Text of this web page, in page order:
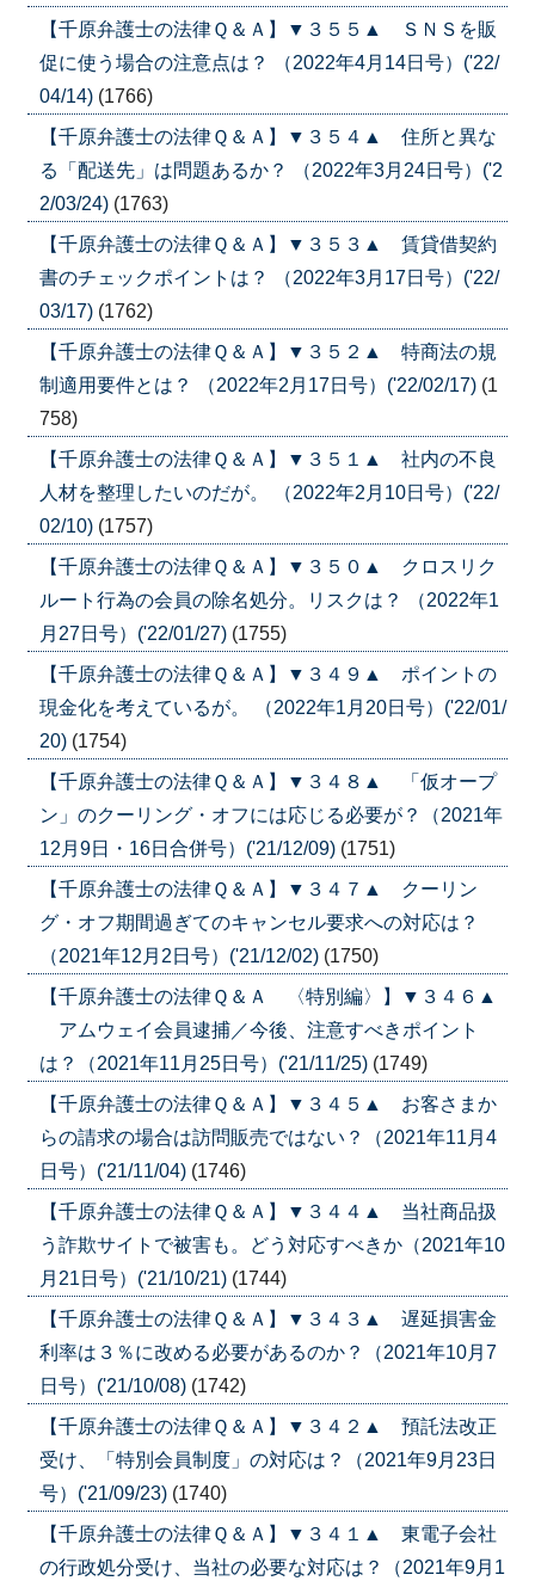
【千原弁護士の法律Ｑ＆Ａ】▼３５５▲ ＳＮＳを販
促に使う場合の注意点は？ （2022年4月14日号）('22/
04/14) (1766)
【千原弁護士の法律Ｑ＆Ａ】▼３５４▲ 住所と異な
る「配送先」は問題あるか？ （2022年3月24日号）('2
2/03/24) (1763)
【千原弁護士の法律Ｑ＆Ａ】▼３５３▲ 賃貸借契約
書のチェックポイントは？ （2022年3月17日号）('22/
03/17) (1762)
【千原弁護士の法律Ｑ＆Ａ】▼３５２▲ 特商法の規
制適用要件とは？ （2022年2月17日号）('22/02/17) (1
758)
【千原弁護士の法律Ｑ＆Ａ】▼３５１▲ 社内の不良
人材を整理したいのだが。 （2022年2月10日号）('22/
02/10) (1757)
【千原弁護士の法律Ｑ＆Ａ】▼３５０▲ クロスリク
ルート行為の会員の除名処分。リスクは？ （2022年1
月27日号）('22/01/27) (1755)
【千原弁護士の法律Ｑ＆Ａ】▼３４９▲ ポイントの
現金化を考えているが。 （2022年1月20日号）('22/01/
20) (1754)
【千原弁護士の法律Ｑ＆Ａ】▼３４８▲ 「仮オープ
ン」のクーリング・オフには応じる必要が？（2021年
12月9日・16日合併号）('21/12/09) (1751)
【千原弁護士の法律Ｑ＆Ａ】▼３４７▲ クーリン
グ・オフ期間過ぎてのキャンセル要求への対応は？
（2021年12月2日号）('21/12/02) (1750)
【千原弁護士の法律Ｑ＆Ａ 〈特別編〉】▼３４６▲
アムウェイ会員逮捕／今後、注意すべきポイント
は？（2021年11月25日号）('21/11/25) (1749)
【千原弁護士の法律Ｑ＆Ａ】▼３４５▲ お客さまか
らの請求の場合は訪問販売ではない？（2021年11月4
日号）('21/11/04) (1746)
【千原弁護士の法律Ｑ＆Ａ】▼３４４▲ 当社商品扱
う詐欺サイトで被害も。どう対応すべきか（2021年10
月21日号）('21/10/21) (1744)
【千原弁護士の法律Ｑ＆Ａ】▼３４３▲ 遅延損害金
利率は３％に改める必要があるのか？（2021年10月7
日号）('21/10/08) (1742)
【千原弁護士の法律Ｑ＆Ａ】▼３４２▲ 預託法改正
受け、「特別会員制度」の対応は？（2021年9月23日
号）('21/09/23) (1740)
【千原弁護士の法律Ｑ＆Ａ】▼３４１▲ 東電子会社
の行政処分受け、当社の必要な対応は？（2021年9月1